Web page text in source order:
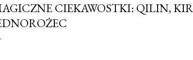
CIEKAWOSTKI: QILIN,